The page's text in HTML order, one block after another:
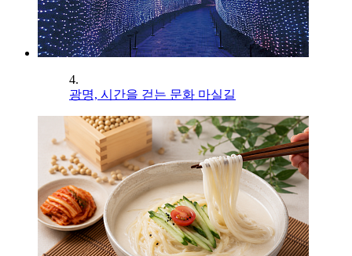
4.
광명, 시간을 걷는 문화 마실길